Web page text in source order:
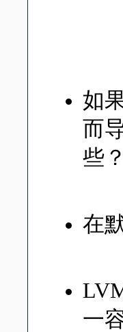
如
而
些
在
一